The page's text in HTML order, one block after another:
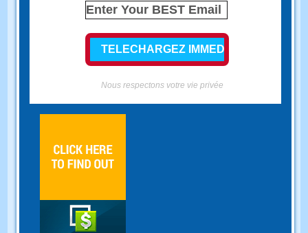
Nous respectons votre vie privée